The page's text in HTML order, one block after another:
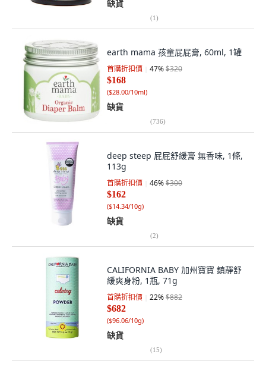
缺貨
(1)
earth mama 孩童屁屁膏, 60ml, 1罐
首購折扣價 47%$320
$168
($28.00/10ml)
缺貨
(736)
deep steep 屁屁舒緩膏 無香味, 1條,
113g
首購折扣價 46%$300
$162
($14.34/10g)
缺貨
(2)
CALIFORNIA BABY 加州寶寶 鎮靜舒
緩爽身粉, 1瓶, 71g
首購折扣價 22%$882
$682
($96.06/10g)
缺貨
(15)